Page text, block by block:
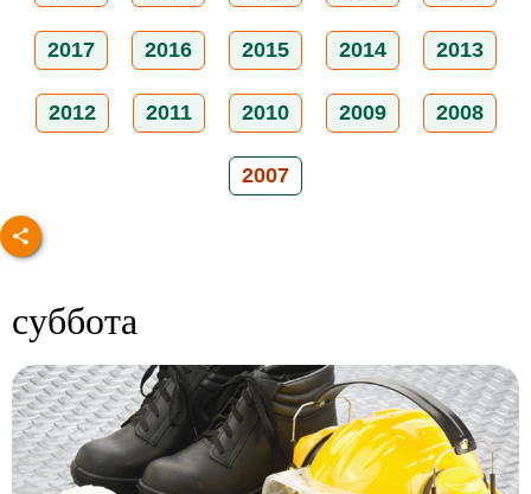
2017 2016 2015 2014 2013
2012 2011 2010 2009 2008
2007
суббота